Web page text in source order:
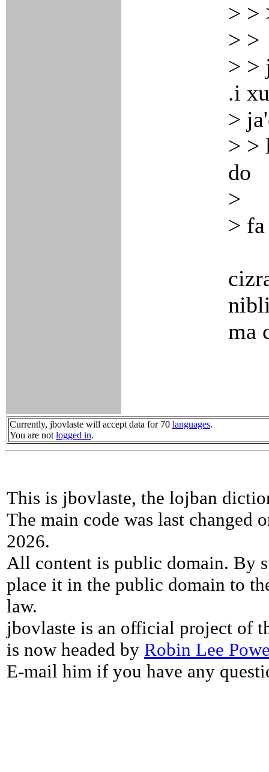
> >
> >
> >
.i
>
> >
do
>
>
ma
Currently, jbovlaste will accept data for 70 languages.
You are not logged in.
This is jbovlaste, the lojban
The main code was last changed
2026.
All content is public domain. By
place it in the public domain to
law.
jbovlaste is an official project of
is now headed by Robin Lee
E-mail him if you have any